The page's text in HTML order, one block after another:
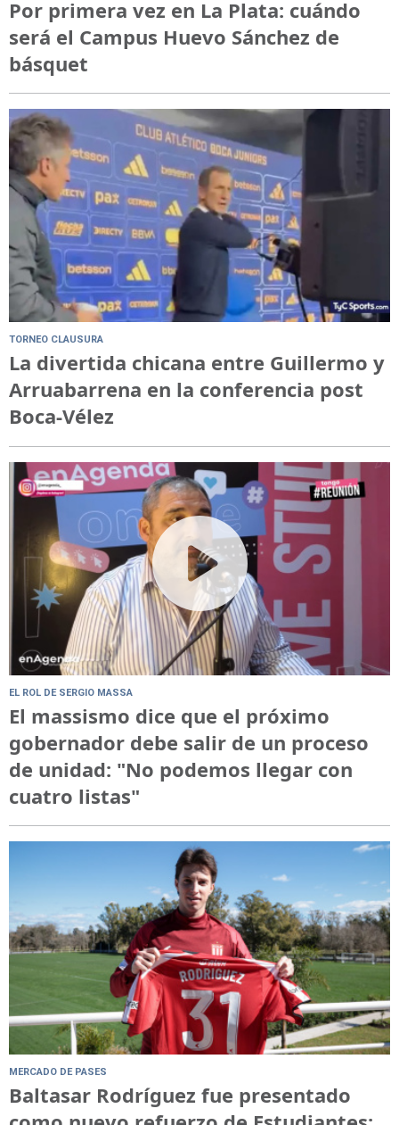
Por primera vez en La Plata: cuándo
será el Campus Huevo Sánchez de
básquet
TORNEO CLAUSURA
La divertida chicana entre Guillermo y
Arruabarrena en la conferencia post
Boca-Vélez
EL ROL DE SERGIO MASSA
El massismo dice que el próximo
gobernador debe salir de un proceso
de unidad: "No podemos llegar con
cuatro listas"
MERCADO DE PASES
Baltasar Rodríguez fue presentado